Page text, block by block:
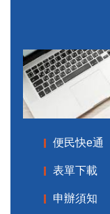
便民快e通
表單下載
申辦須知